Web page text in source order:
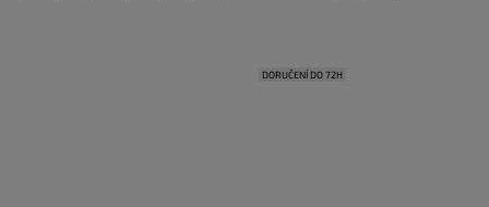
DORUČENÍ DO 72H